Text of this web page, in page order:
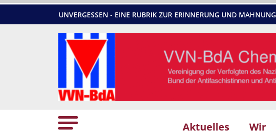
UNVERGESSEN - EINE RUBRIK ZUR ERINNERUNG UND MAHNUNG
Aktuelles Wir